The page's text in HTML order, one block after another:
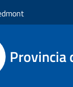
Provincia